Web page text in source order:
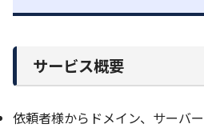
サービス概要
依頼者様からドメイン、サーバ